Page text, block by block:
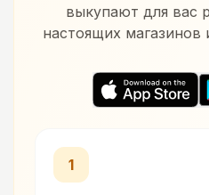
выкупают для вас
настоящих
1